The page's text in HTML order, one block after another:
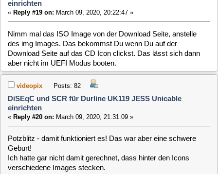
Potzblitz - damit funktioniert es! Das war aber eine schwere
Geburt!
Ich hatte gar nicht damit gerechnet, dass hinter den Icons
Jetzt konnte ich endlich testen: DiSEqC und SCR
Konfiguration ausgewählt - alles ok.
Danke!
Momentan habe ich nur noch ein Problem mit fehlendem Ton.
Aber das ist eine andere Geschichte.
DiSEqC und SCR für Durline UK119 JESS Unicable
einrichten
Den Ton bekommst DU sicherlich in den Griff, wenn Du in
Setup das richtige Ausgabedevice auswählst.